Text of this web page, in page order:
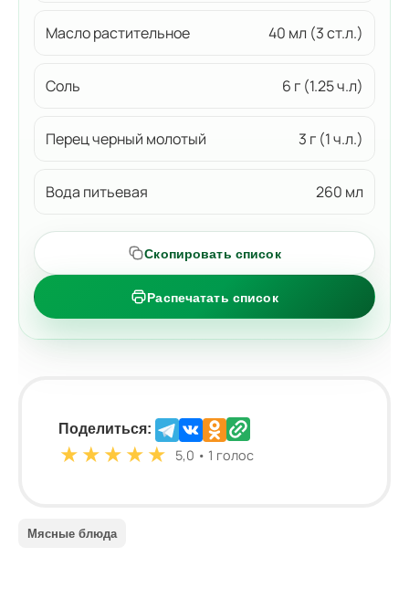
Масло растительное 40 мл (3 ст.л.)
Соль 6 г (1.25 ч.л)
Перец черный молотый 3 г (1 ч.л.)
Вода питьевая 260 мл
Скопировать список
Распечатать список
Поделиться:
★ ★ ★ ★ ★ 5,0 • 1 голос
Мясные блюда